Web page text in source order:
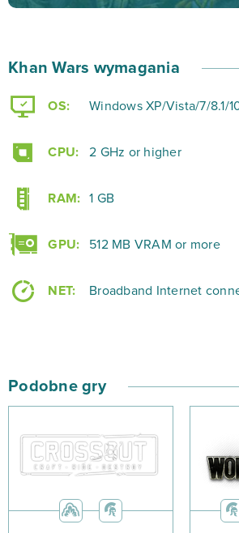
wykazać się talentem
sojusze, prowadząc handel z innymi
się w potężne klany. Możesz równie
ścieżkę i podążać ścieżką ognia oraz
należy do Ciebie.
jednej z najlepszych strategicznych
Khan Wars wymagania
OS: Windows XP/Vista/7/8.1/
CPU: 2 GHz or higher
RAM: 1 GB
GPU: 512 MB VRAM or more
NET: Broadband Internet
Podobne gry